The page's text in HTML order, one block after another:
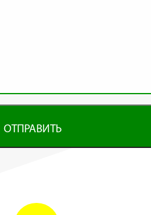
ОТПРАВИТЬ